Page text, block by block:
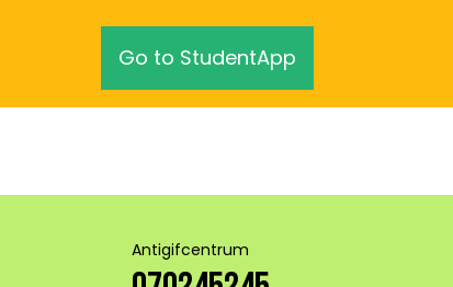
Go to StudentApp
Antigifcentrum